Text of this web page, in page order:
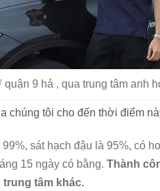
quận 9 hả , qua trung tâm anh
chúng tôi cho đến thời điểm
sát hạch đậu là 95%, có
15 ngày có bằng.Thành
tâm khác.